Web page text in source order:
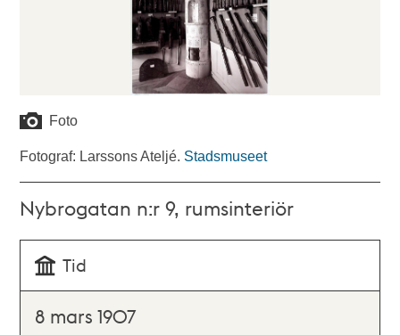
Foto
Fotograf: Larssons Ateljé. Stadsmuseet
Nybrogatan n:r 9, rumsinteriör
Tid
8 mars 1907